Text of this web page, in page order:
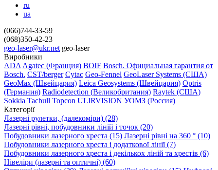
ru
ua
(066)744-33-59
(068)350-42-23
geo-laser@ukr.net geo-laser
Виробники
ADA Agatec (Франция) BOIF Bosch. Официальная гарантия от
Вosch. CST/berger Cytac Geo-Fennel GeoLaser Systems (CША)
GeoMax (Швейцария) Leica Geosystems (Швейцария) Optris
(Германия) Radiodetection (Великобритания) Raytek (США)
Sokkia Tacbull Topcon ULIRVISION УОМЗ (Россия)
Категорії
Лазерні рулетки, (далекоміри) (28)
Лазерні рівні, побудовники ліній і точок (20)
Побудовники лазерного хреста (15) Лазерні рівні на 360 ° (10)
Побудовники лазерного хреста і додаткової лінії (7)
Побудовники лазерного хреста і декількох ліній та хрестів (6)
Нівеліри (лазерні та оптичні) (60)